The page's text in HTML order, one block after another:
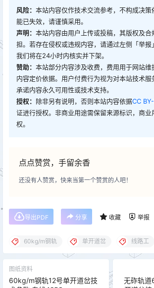
风险： 本站内容仅作技术交流参考，不构成决策
能已失效，请谨慎采用。
声明： 本站内容由用户上传或投稿，其版权及合
担。若存在侵权或违规内容，请通过左侧「举报
我们将在24小时内核实并下架。
赞助： 本站部分内容涉及收费，费用用于网站维
内容定价依据。用户付费行为视为对本站技术
承诺内容永久可用性或技术支持。
授权： 除非另有说明，否则本站内容依据CC
证进行授权。非商业用途需保留来源标识，商业
权。
点点赞赏，手留余香
还没有人赞赏，快来当第一个赞赏的人吧！
导出PDF 分享 收藏 举报
60kg/m钢轨 单开道岔 线路工
图纸资料
60kg/m钢轨12号单开道岔技
无砟轨